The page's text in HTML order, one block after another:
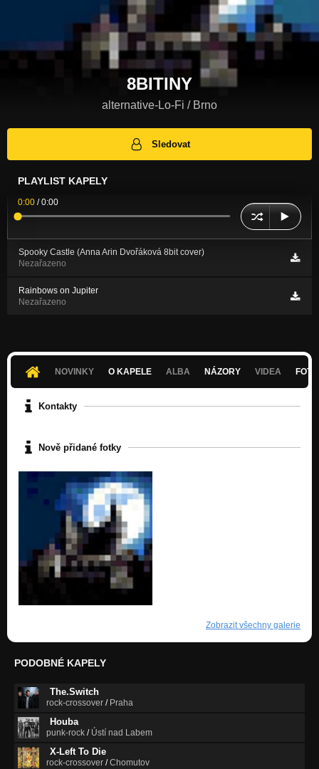
8BITINY
alternative-Lo-Fi / Brno
Sledovat
PLAYLIST KAPELY
0:00 /0:00
Spooky Castle (Anna Arin Dvořáková 8bit cover)
Nezařazeno
Rainbows on Jupiter
Nezařazeno
NOVINKY O KAPELE ALBA NÁZORY VIDEA
Kontakty
Nově přidané fotky
Zobrazit všechny galerie
PODOBNÉ KAPELY
The.Switch
rock-crossover / Praha
Houba
punk-rock / Ústí nad Labem
X-Left To Die
rock-crossover /Chomutov